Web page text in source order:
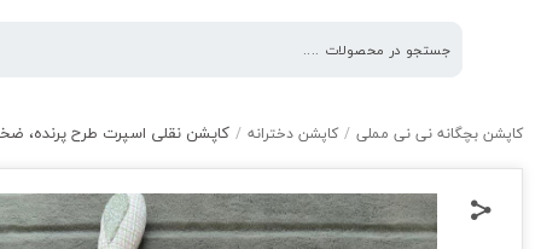
کاپشن بچگانه نی نی مملی / کاپشن دخترانه / کاپشن‌ نقلی اسپرت طرح پرنده،